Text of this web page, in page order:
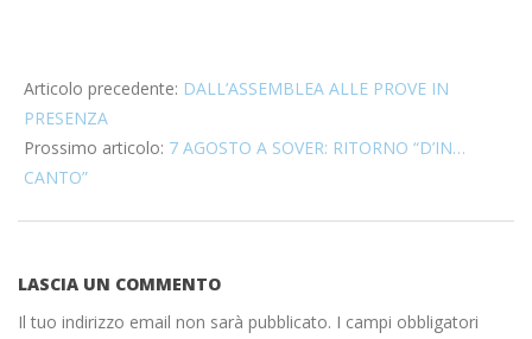
07-
10
Articolo precedente: DALL’ASSEMBLEA ALLE PROVE IN
PRESENZA
Prossimo articolo: 7 AGOSTO A SOVER: RITORNO “D’IN…
CANTO”
LASCIA UN COMMENTO
Il tuo indirizzo email non sarà pubblicato. I campi obbligatori